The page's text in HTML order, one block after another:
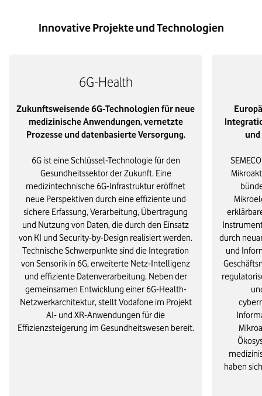
Innovative Projekte und Technologien
6G-Health
Zukunftsweisende 6G‑Technologien für neue
medizinische Anwendungen, vernetzte
Prozesse und datenbasierte Versorgung.
6G ist eine Schlüssel-Technologie für den
Gesundheitssektor der Zukunft. Eine
medizintechnische 6G-Infrastruktur eröffnet
neue Perspektiven durch eine effiziente und
sichere Erfassung, Verarbeitung, Übertragung
und Nutzung von Daten, die durch den Einsatz
von KI und Security-by-Design realisiert werden.
Technische Schwerpunkte sind die Integration
von Sensorik in 6G, erweiterte Netz-Intelligenz
und effiziente Datenverarbeitung. Neben der
gemeinsamen Entwicklung einer 6G-Health-
Netzwerkarchitektur, stellt Vodafone im Projekt
AI- und XR-Anwendungen für die
Effizienzsteigerung im Gesundheitswesen bereit.
und
durch
und
haben